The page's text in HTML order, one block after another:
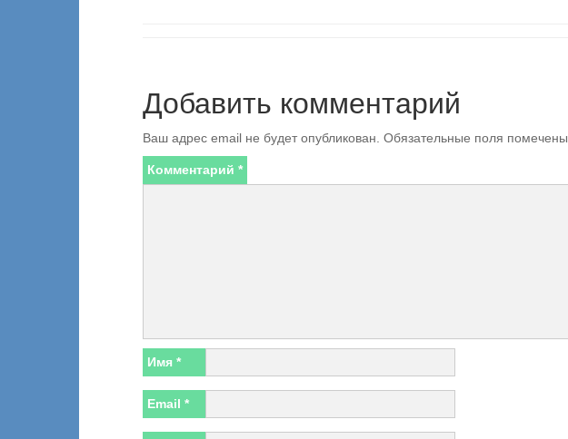
Добавить комментарий
Ваш адрес email не будет опубликован. Обязательные поля помечены
Комментарий *
Имя *
Email *